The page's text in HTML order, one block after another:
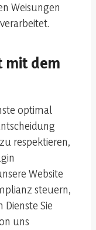
Weisungen
mit dem
optimal
respektieren,
Website
steuern,
Sie
uns